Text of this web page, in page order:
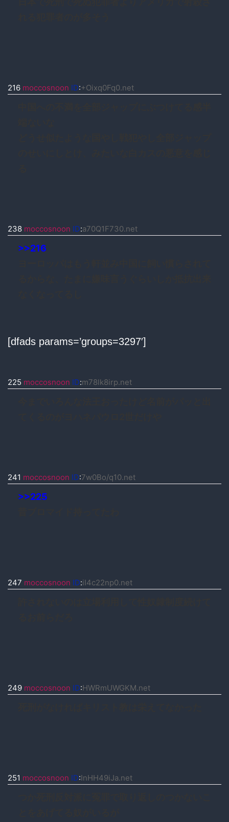
216 moccosnoon ID:+Oixq0Fq0.net
238 moccosnoon ID:a70Q1F730.net
>>216
[dfads params=’groups=3297′]
225 moccosnoon ID:m78lk8irp.net
241 moccosnoon ID:7w0Bo/q10.net
>>225
247 moccosnoon ID:iI4c22np0.net
249 moccosnoon ID:HWRmUWGKM.net
251 moccosnoon ID:InHH49iJa.net